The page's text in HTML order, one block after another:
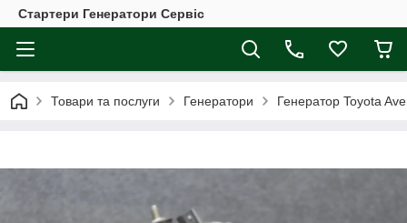
Стартери Генератори Сервіс
Товари та послуги Генератори Генератор Toyota